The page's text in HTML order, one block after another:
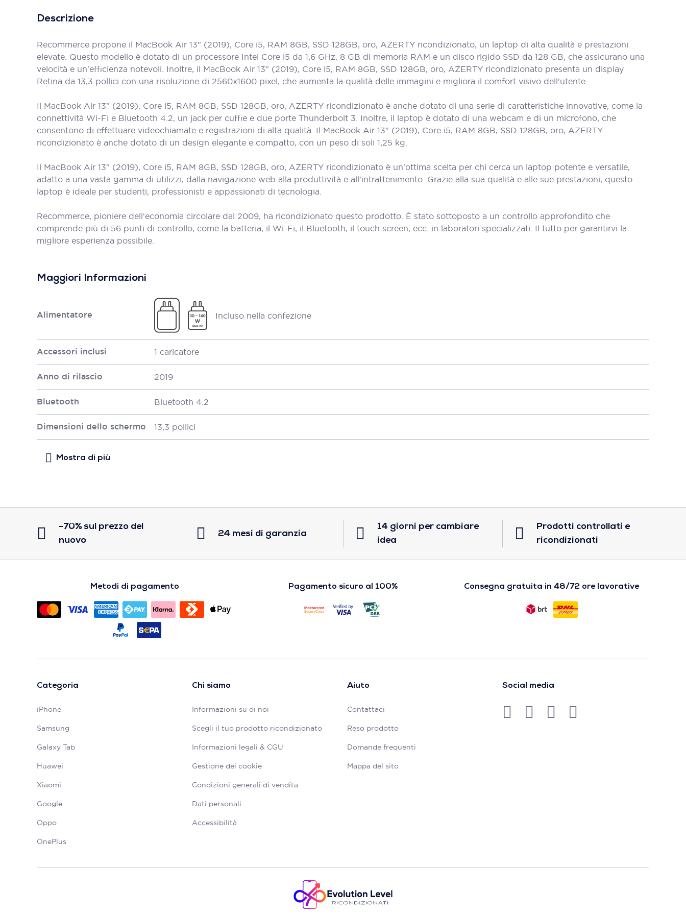
Descrizione
Recommerce propone il MacBook Air 13" (2019), Core i5, RAM 8GB, SSD 128GB, oro, AZERTY ricondizionato, un laptop di alta qualità e prestazioni
elevate. Questo modello è dotato di un processore Intel Core i5 da 1,6 GHz, 8 GB di memoria RAM e un disco rigido SSD da 128 GB, che assicurano una
velocità e un'efficienza notevoli. Inoltre, il MacBook Air 13" (2019), Core i5, RAM 8GB, SSD 128GB, oro, AZERTY ricondizionato presenta un display
Retina da 13,3 pollici con una risoluzione di 2560x1600 pixel, che aumenta la qualità delle immagini e migliora il comfort visivo dell'utente.
Il MacBook Air 13" (2019), Core i5, RAM 8GB, SSD 128GB, oro, AZERTY ricondizionato è anche dotato di una serie di caratteristiche innovative, come la
connettività Wi-Fi e Bluetooth 4.2, un jack per cuffie e due porte Thunderbolt 3. Inoltre, il laptop è dotato di una webcam e di un microfono, che
consentono di effettuare videochiamate e registrazioni di alta qualità. Il MacBook Air 13" (2019), Core i5, RAM 8GB, SSD 128GB, oro, AZERTY
ricondizionato è anche dotato di un design elegante e compatto, con un peso di soli 1,25 kg.
Il MacBook Air 13" (2019), Core i5, RAM 8GB, SSD 128GB, oro, AZERTY ricondizionato è un'ottima scelta per chi cerca un laptop potente e versatile,
adatto a una vasta gamma di utilizzi, dalla navigazione web alla produttività e all'intrattenimento. Grazie alla sua qualità e alle sue prestazioni, questo
laptop è ideale per studenti, professionisti e appassionati di tecnologia.
Recommerce, pioniere dell'economia circolare dal 2009, ha ricondizionato questo prodotto. È stato sottoposto a un controllo approfondito che
comprende più di 56 punti di controllo, come la batteria, il Wi-Fi, il Bluetooth, il touch screen, ecc. in laboratori specializzati. Il tutto per garantirvi la
migliore esperienza possibile.
Maggiori Informazioni
Alimentatore Incluso nella confezione
Accessori inclusi 1 caricatore
Anno di rilascio 2019
Bluetooth Bluetooth 4.2
Dimensioni dello schermo 13,3 pollici
-70% sul prezzo del
nuovo
24 mesi di garanzia
14 giorni per cambiare
idea
Prodotti controllati e
ricondizionati
Metodi di pagamento Pagamento sicuro al 100% Consegna gratuita in 48/72 ore lavorative
Categoria
iPhone
Samsung
Galaxy Tab
Huawei
Xiaomi
Google
Oppo
OnePlus
Chi siamo
Informazioni su di noi
Scegli il tuo prodotto ricondizionato
Informazioni legali & CGU
Gestione dei cookie
Condizioni generali di vendita
Dati personali
Accessibilità
Aiuto
Contattaci
Reso prodotto
Domande frequenti
Mappa del sito
Social media